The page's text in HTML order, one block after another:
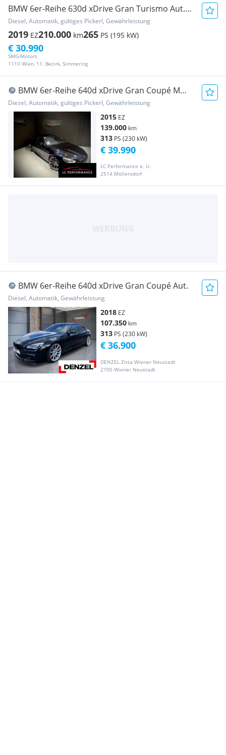
BMW 6er-Reihe 630d xDrive Gran Turismo Aut. M-PAKET AB WERK V...
Diesel, Automatik, gültiges Pickerl, Gewährleistung
2019 EZ210.000 km265 PS (195 kW)
SMG-Motors
1110 Wien, 11. Bezirk, Simmering
€ 30.990
BMW 6er-Reihe 640d xDrive Gran Coupé M
Sport Edition Aut.
Diesel, Automatik, gültiges Pickerl, Gewährleistung
2015 EZ
139.000 km
313 PS (230 kW)
LC Performance e. U.
2514 Möllersdorf
€ 39.990
BMW 6er-Reihe 640d xDrive Gran Coupé Aut.
Diesel, Automatik, Gewährleistung
2018 EZ
107.350 km
313 PS (230 kW)
DENZEL Zitta Wiener Neustadt
2700 Wiener Neustadt
€ 36.900